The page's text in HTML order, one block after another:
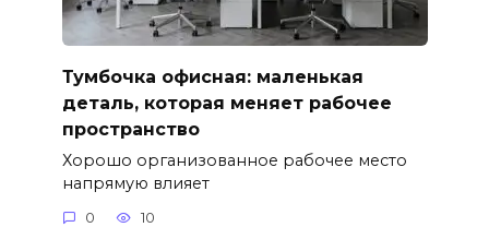
Тумбочка офисная: маленькая
деталь, которая меняет рабочее
пространство
Хорошо организованное рабочее место
напрямую влияет
0 10